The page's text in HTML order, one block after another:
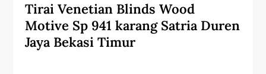
Tirai Venetian Blinds Wood
Motive Sp 941 karang Satria Duren
Jaya Bekasi Timur